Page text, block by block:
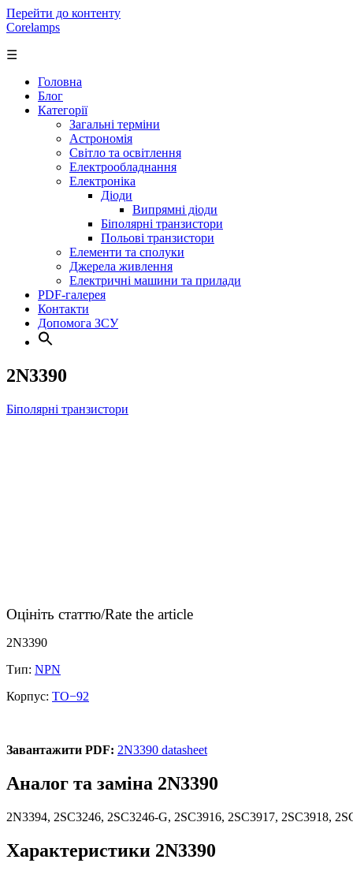
Перейти до контенту
Corelamps
☰
Головна
Блог
Категорії
Загальні терміни
Астрономія
Світло та освітлення
Електрообладнання
Електроніка
Діоди
Випрямні діоди
Біполярні транзистори
Польові транзистори
Елементи та сполуки
Джерела живлення
Електричні машини та прилади
PDF-галерея
Контакти
Допомога ЗСУ
2N3390
Біполярні транзистори
Оцініть статтю/Rate the article
2N3390
Тип: NPN
Корпус: TO−92
Завантажити PDF: 2N3390 datasheet
Аналог та заміна 2N3390
2N3394, 2SC3246, 2SC3246-G, 2SC3916, 2SC3917, 2SC3918,
Характеристики 2N3390